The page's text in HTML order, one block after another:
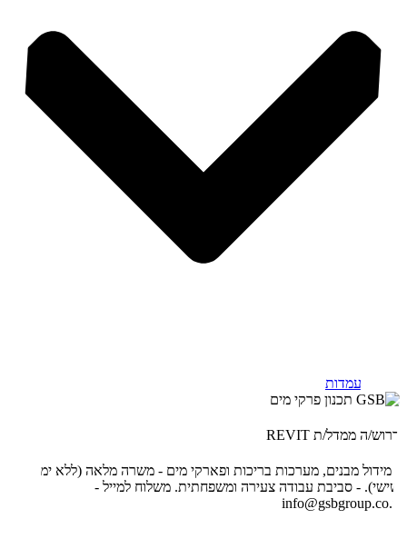
הגש מועמדות
דרוש/ה ממדל/ת REVIT
- מידול מבנים, מערכות בריכות ופארקי מים - משרה מלאה (ללא ימי
שישי). - סביבת עבודה צעירה ומשפחתית. משלוח למייל -
info@gsbgroup.co.il